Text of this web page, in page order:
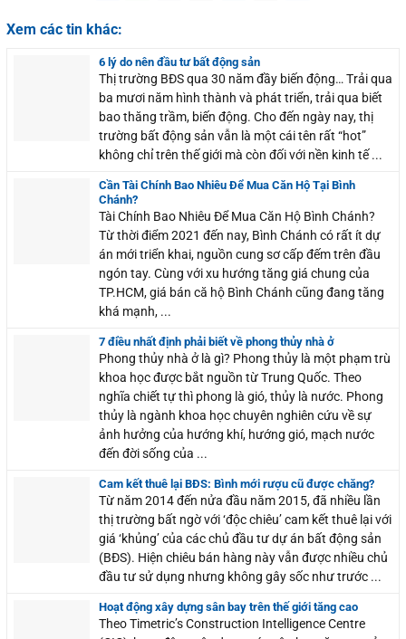
Xem các tin khác:
6 lý do nên đầu tư bất động sản
Thị trường BĐS qua 30 năm đầy biến động… Trải qua
ba mươi năm hình thành và phát triển, trải qua biết
bao thăng trầm, biến động. Cho đến ngày nay, thị
trường bất động sản vẫn là một cái tên rất “hot”
không chỉ trên thế giới mà còn đối với nền kinh tế ...
Cần Tài Chính Bao Nhiêu Để Mua Căn Hộ Tại Bình
Chánh?
Tài Chính Bao Nhiêu Để Mua Căn Hộ Bình Chánh?
Từ thời điểm 2021 đến nay, Bình Chánh có rất ít dự
án mới triển khai, nguồn cung sơ cấp đếm trên đầu
ngón tay. Cùng với xu hướng tăng giá chung của
TP.HCM, giá bán că hộ Bình Chánh cũng đang tăng
khá mạnh, ...
7 điều nhất định phải biết về phong thủy nhà ở
Phong thủy nhà ở là gì? Phong thủy là một phạm trù
khoa học được bắt nguồn từ Trung Quốc. Theo
nghĩa chiết tự thì phong là gió, thủy là nước. Phong
thủy là ngành khoa học chuyên nghiên cứu về sự
ảnh hưởng của hướng khí, hướng gió, mạch nước
đến đời sống của ...
Cam kết thuê lại BĐS: Bình mới rượu cũ được chăng?
Từ năm 2014 đến nửa đầu năm 2015, đã nhiều lần
thị trường bất ngờ với ‘độc chiêu’ cam kết thuê lại với
giá ‘khủng’ của các chủ đầu tư dự án bất động sản
(BĐS). Hiện chiêu bán hàng này vẫn được nhiều chủ
đầu tư sử dụng nhưng không gây sốc như trước ...
Hoạt động xây dựng sân bay trên thế giới tăng cao
Theo Timetric’s Construction Intelligence Centre